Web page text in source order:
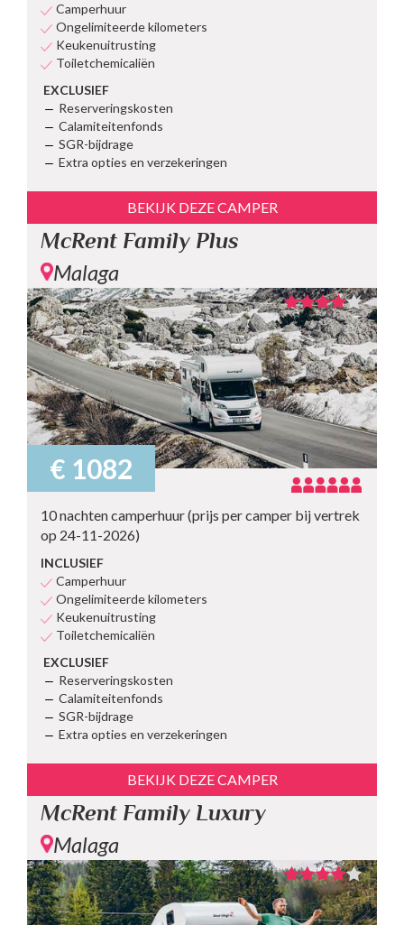
Camperhuur
Ongelimiteerde kilometers
Keukenuitrusting
Toiletchemicaliën
EXCLUSIEF
Reserveringskosten
Calamiteitenfonds
SGR-bijdrage
Extra opties en verzekeringen
BEKIJK DEZE CAMPER
McRent Family Plus
Malaga
€ 1082
10 nachten camperhuur (prijs per camper bij vertrek
op 24-11-2026)
INCLUSIEF
Camperhuur
Ongelimiteerde kilometers
Keukenuitrusting
Toiletchemicaliën
EXCLUSIEF
Reserveringskosten
Calamiteitenfonds
SGR-bijdrage
Extra opties en verzekeringen
BEKIJK DEZE CAMPER
McRent Family Luxury
Malaga